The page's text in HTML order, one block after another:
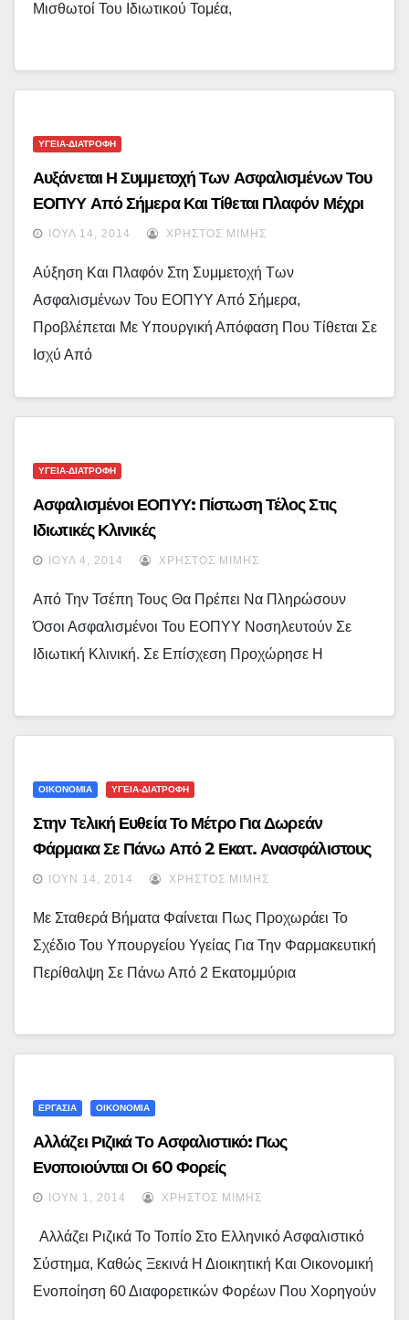
Μισθωτοί Του Ιδιωτικού Τομέα,
ΥΓΕΙΑ-ΔΙΑΤΡΟΦΗ
Αυξάνεται Η Συμμετοχή Των Ασφαλισμένων Του
ΕΟΠΥΥ Από Σήμερα Και Τίθεται Πλαφόν Μέχρι
50 Ευρώ
ΙΟΎΛ 14, 2014 ΧΡΉΣΤΟΣ ΜΊΜΗΣ
Αύξηση Και Πλαφόν Στη Συμμετοχή Των
Ασφαλισμένων Του ΕΟΠΥΥ Από Σήμερα,
Προβλέπεται Με Υπουργική Απόφαση Που Τίθεται Σε
Ισχύ Από
ΥΓΕΙΑ-ΔΙΑΤΡΟΦΗ
Ασφαλισμένοι ΕΟΠΥΥ: Πίστωση Τέλος Στις
Ιδιωτικές Κλινικές
ΙΟΎΛ 4, 2014 ΧΡΉΣΤΟΣ ΜΊΜΗΣ
Από Την Τσέπη Τους Θα Πρέπει Να Πληρώσουν
Όσοι Ασφαλισμένοι Του ΕΟΠΥΥ Νοσηλευτούν Σε
Ιδιωτική Κλινική. Σε Επίσχεση Προχώρησε Η
ΟΙΚΟΝΟΜΙΑ ΥΓΕΙΑ-ΔΙΑΤΡΟΦΗ
Στην Τελική Ευθεία Το Μέτρο Για Δωρεάν
Φάρμακα Σε Πάνω Από 2 Εκατ. Ανασφάλιστους
ΙΟΎΝ 14, 2014 ΧΡΉΣΤΟΣ ΜΊΜΗΣ
Με Σταθερά Βήματα Φαίνεται Πως Προχωράει Το
Σχέδιο Του Υπουργείου Υγείας Για Την Φαρμακευτική
Περίθαλψη Σε Πάνω Από 2 Εκατομμύρια
ΕΡΓΑΣΙΑ ΟΙΚΟΝΟΜΙΑ
Αλλάζει Ριζικά Το Ασφαλιστικό: Πως
Ενοποιούνται Οι 60 Φορείς
ΙΟΎΝ 1, 2014 ΧΡΉΣΤΟΣ ΜΊΜΗΣ
Αλλάζει Ριζικά Το Τοπίο Στο Ελληνικό Ασφαλιστικό
Σύστημα, Καθώς Ξεκινά Η Διοικητική Και Οικονομική
Ενοποίηση 60 Διαφορετικών Φορέων Που Χορηγούν